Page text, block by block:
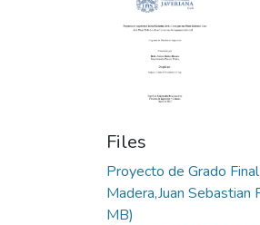
Files
Proyecto de Grado
Madera,Juan Sebastian
MB)